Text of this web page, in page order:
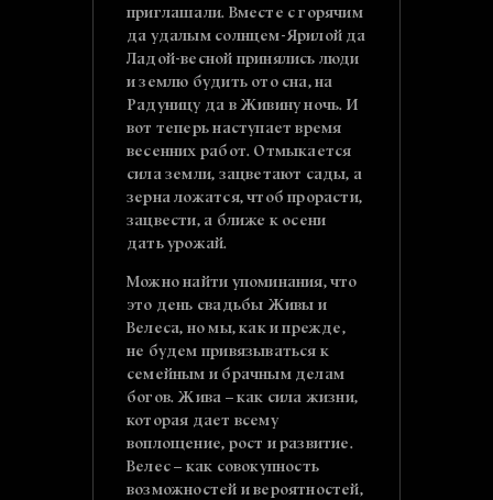
приглашали. Вместе с горячим
да удалым солнцем-Ярилой да
Ладой-весной принялись люди
и землю будить ото сна, на
Радуницу да в Живину ночь. И
вот теперь наступает время
весенних работ. Отмыкается
сила земли, зацветают сады, а
зерна ложатся, чтоб прорасти,
зацвести, а ближе к осени
дать урожай.
Можно найти упоминания, что
это день свадьбы Живы и
Велеса, но мы, как и прежде,
не будем привязываться к
семейным и брачным делам
богов. Жива – как сила жизни,
которая дает всему
воплощение, рост и развитие.
Велес – как совокупность
возможностей и вероятностей,